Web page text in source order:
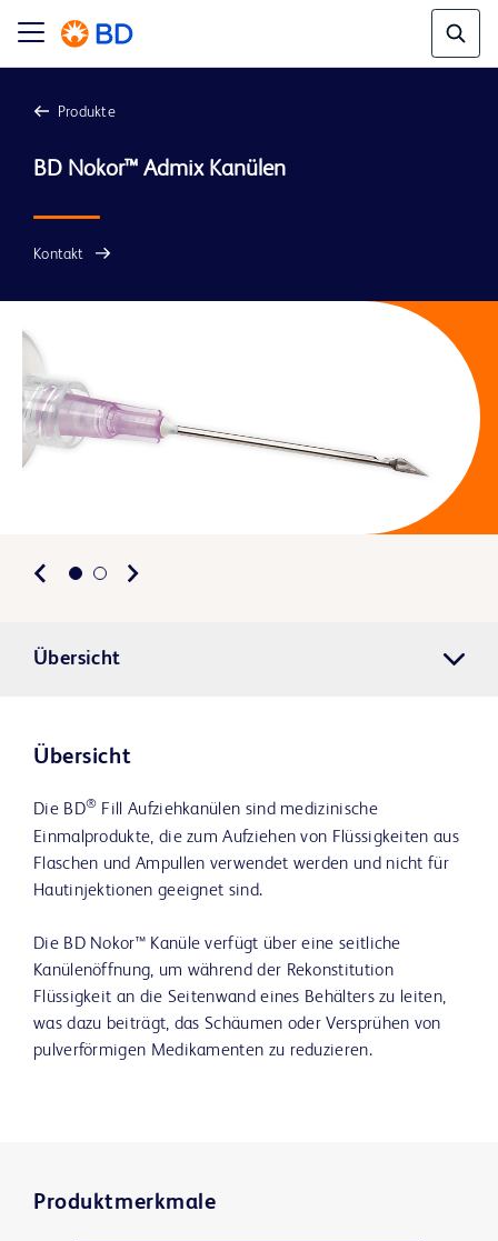
Produkte
Kontakt
Übersicht
Übersicht
Die BD® Fill Aufziehkanülen sind medizinische
Einmalprodukte, die zum Aufziehen von Flüssigkeiten aus
Flaschen und Ampullen verwendet werden und nicht für
Hautinjektionen geeignet sind.
Die BD Nokor™ Kanüle verfügt über eine seitliche
Kanülenöffnung, um während der Rekonstitution
Flüssigkeit an die Seitenwand eines Behälters zu leiten,
was dazu beiträgt, das Schäumen oder Versprühen von
pulverförmigen Medikamenten zu reduzieren.
Produktmerkmale